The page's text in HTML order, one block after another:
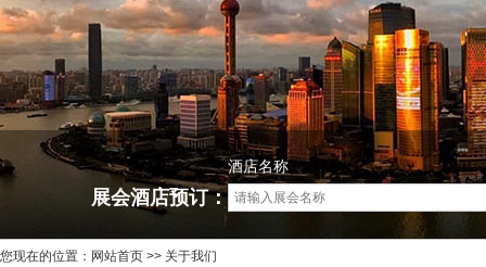
展会酒店预订：
酒店名称
您现在的位置： 网站首页 >> 关于我们